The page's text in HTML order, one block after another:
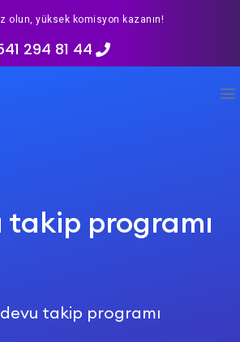
olun, yüksek komisyon kazanın!
294 81 44
programı
takip programı